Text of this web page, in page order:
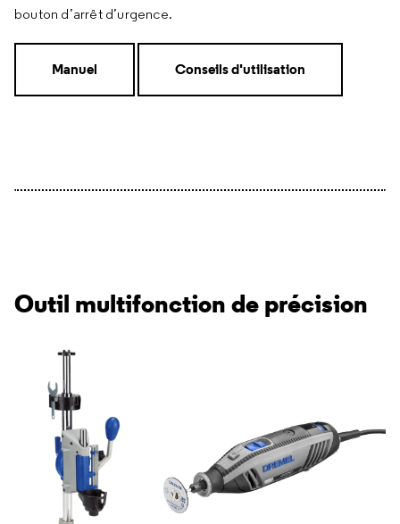
bouton d’arrêt d’urgence.
Manuel Conseils d'utilisation
Outil multifonction de précision